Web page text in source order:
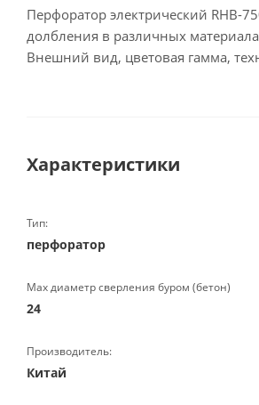
Перфоратор электрический RHB-
долбления в различных
Внешний вид, цветовая гамма,
Характеристики
Тип:
перфоратор
Max диаметр сверления буром (бетон)
24
Производитель:
Китай